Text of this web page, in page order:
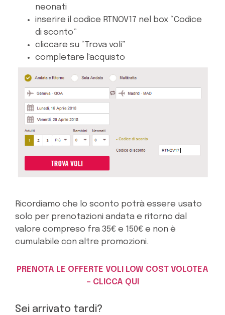
neonati
inserire il codice RTNOV17 nel box “Codice
di sconto”
cliccare su “Trova voli”
completare l'acquisto
Ricordiamo che lo sconto potrà essere usato
solo per prenotazioni andata e ritorno dal
valore compreso fra 35€ e 150€ e non è
cumulabile con altre promozioni.
PRENOTA LE OFFERTE VOLI LOW COST VOLOTEA
– CLICCA QUI
Sei arrivato tardi?